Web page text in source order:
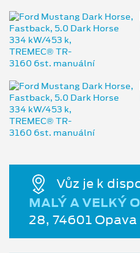
Vůz je k
MALÝ A VELKÝ
28, 74601 Opava